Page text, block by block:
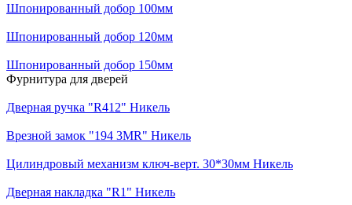
Шпонированный добор 100мм
Шпонированный добор 120мм
Шпонированный добор 150мм
Фурнитура для дверей
Дверная ручка "R412" Никель
Врезной замок "194 3MR" Никель
Цилиндровый механизм ключ-верт. 30*30мм Никель
Дверная накладка "R1" Никель